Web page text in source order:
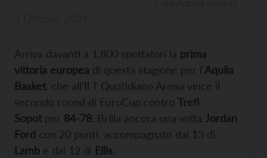
Arriva davanti a 1.800 spettatori la prima
vittoria europea di questa stagione per l’Aquila
Basket, che all’Il T Quotidiano Arena vince il
secondo round di EuroCup contro Trefl
Sopot per 84-78. Brilla ancora una volta Jordan
Ford con 20 punti, accompagnato dai 13 di
Lamb e dai 12 di Ellis.